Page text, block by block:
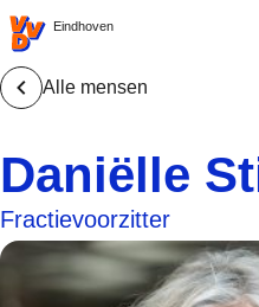
VVD.nl - Ga naar de
Eindhoven
Alle mensen
Daniëlle
Fractievoorzitter